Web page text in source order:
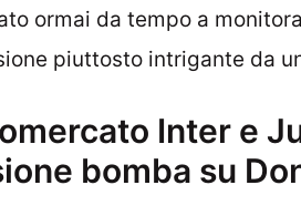
ormai da tempo a
piuttosto intrigante da
Inter e
bomba su